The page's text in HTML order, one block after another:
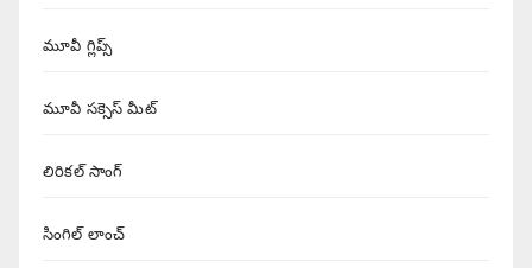
మూవీ గ్లిప్స్
మూవీ సక్సెస్ మీట్
లిరికల్ సాంగ్
సింగిల్ లాంచ్